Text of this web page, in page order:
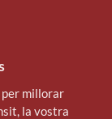
millorar
la vostra